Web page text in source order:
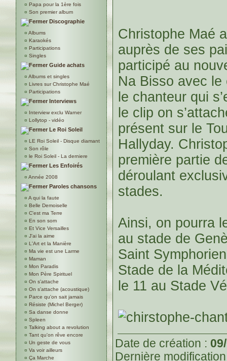
¤ Papa pour la 1ère fois
¤ Son premier album
Discographie
¤ Albums
¤ Karaokés
¤ Participations
¤ Singles
Guide achats
¤ Albums et singles
¤ Livres sur Christophe Maé
¤ Participations
Interviews
¤ Interview exclu Warner
¤ Lollytop - vidéo
Le Roi Soleil
¤ LE Roi Soleil - Disque diamant
¤ Son rôle
¤ le Roi Soleil - La derniere
Les Enfoirés
¤ Année 2008
Paroles chansons
¤ A qui la faute
¤ Belle Demoiselle
¤ C'est ma Terre
¤ En son som
¤ Et Vice Versailles
¤ J'ai la aime
¤ L'Art et la Manière
¤ Ma vie est une Larme
¤ Maman
¤ Mon Paradis
¤ Mon Père Spirituel
¤ On s'attache
¤ On s'attache (acoustique)
¤ Parce qu'on sait jamais
¤ Résiste (Michel Berger)
¤ Sa danse donne
¤ Spleen
¤ Talking about a revolution
¤ Tant qu'on rêve encore
¤ Un geste de vous
¤ Va voir ailleurs
¤ Ça Marche
Christophe Maé
auprès de ses
participé au
Na Bisso avec
le chanteur qui
le clip on
présent sur le
Hallyday.
première partie
déroulant
stades.
Ainsi, on pourra
au stade de
Saint
Stade de la
le 11 au Stade
Date de création :
Dernière